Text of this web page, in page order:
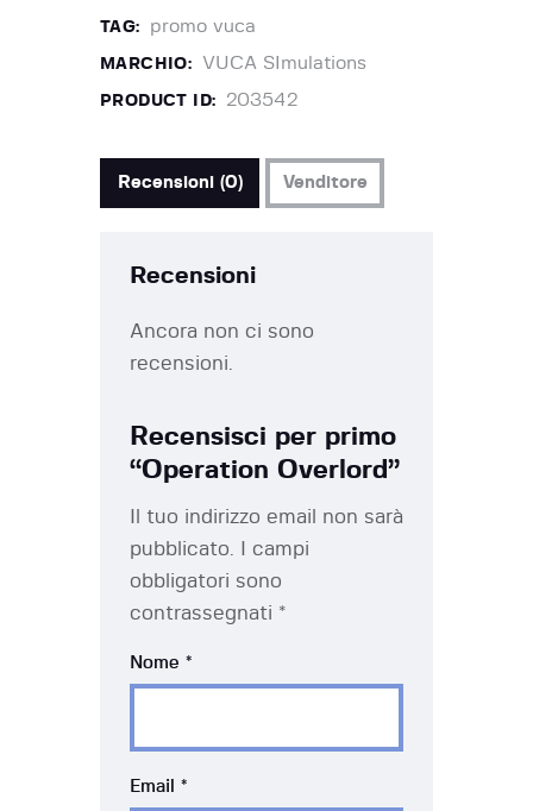
TAG: promo vuca
MARCHIO: VUCA SImulations
PRODUCT ID: 203542
Recensioni (0) Venditore
Recensioni
Ancora non ci sono
recensioni.
Recensisci per primo
“Operation Overlord”
Il tuo indirizzo email non sarà
pubblicato.
I campi
obbligatori sono
contrassegnati *
Nome *
Email *